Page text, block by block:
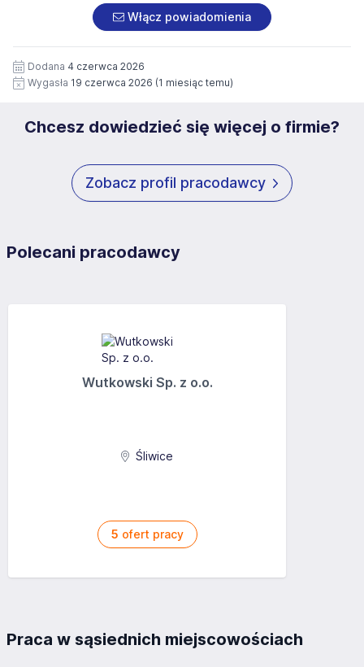
pod numerem 33 816 64 09 lub pisemnie na adres
siedziby administratora.
https://www.workprofit.pl/klauzula-informacyjna.html
załączonych dokumentach aplikacyjnych (w tym
wizerunku), na potrzeby przyszłych rekrutacji przez okres
12 miesięcy. Zgoda jest dobrowolna i może być w każdym
czasie wycofana.
Włącz powiadomienia
Dodana 4 czerwca 2026
Wygasła 19 czerwca 2026 (1 miesiąc temu)
Chcesz dowiedzieć się więcej o firmie?
Zobacz profil pracodawcy
Polecani pracodawcy
Wutkowski Sp. z o.o.
Śliwice
5 ofert pracy
Praca w sąsiednich miejscowościach